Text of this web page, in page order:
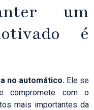
um
é
no automático. Ele se
compromete com o
mais importantes da